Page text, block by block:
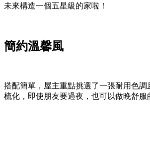
未來構造一個五星級的家啦！
簡約溫馨風
搭配簡單，屋主重點挑選了一張耐用色調
梳化，即使朋友要過夜，也可以做晚舒服